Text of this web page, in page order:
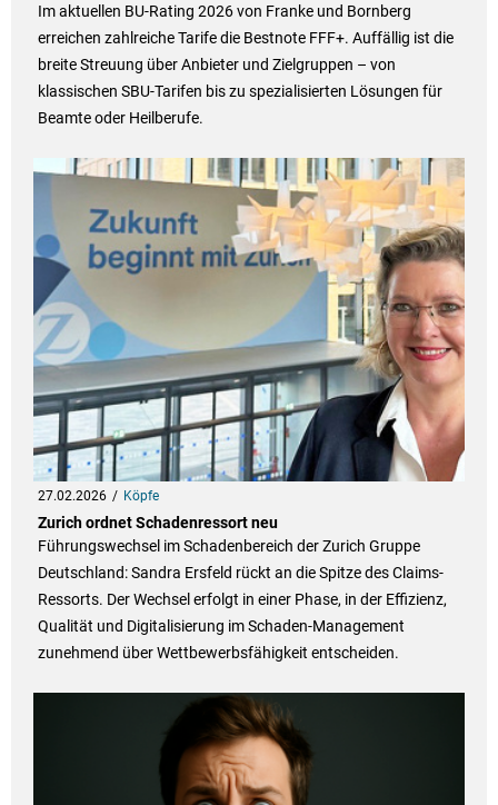
Im aktuellen BU-Rating 2026 von Franke und Bornberg
erreichen zahlreiche Tarife die Bestnote FFF+. Auffällig ist die
breite Streuung über Anbieter und Zielgruppen – von
klassischen SBU-Tarifen bis zu spezialisierten Lösungen für
Beamte oder Heilberufe.
27.02.2026 Köpfe
Zurich ordnet Schadenressort neu
Führungswechsel im Schadenbereich der Zurich Gruppe
Deutschland: Sandra Ersfeld rückt an die Spitze des Claims-
Ressorts. Der Wechsel erfolgt in einer Phase, in der Effizienz,
Qualität und Digitalisierung im Schaden-Management
zunehmend über Wettbewerbsfähigkeit entscheiden.